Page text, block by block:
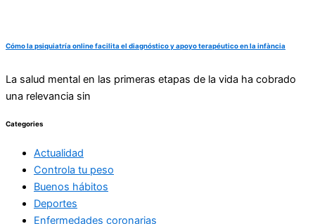
Cómo la psiquiatría online facilita el diagnóstico y apoyo terapéutico en la infància
La salud mental en las primeras etapas de la vida ha cobrado
una relevancia sin
Categories
Actualidad
Controla tu peso
Buenos hábitos
Deportes
Enfermedades coronarias